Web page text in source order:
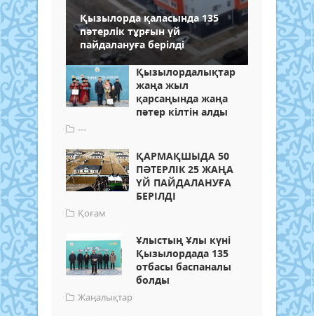
Қызылорда қаласында 135
пәтерлік тұрғын үй
пайдалануға берілді
Қызылордалықтар
жаңа жыл
қарсаңында жаңа
пәтер кілтін алды
---
ҚАРМАҚШЫДА 50
ПӘТЕРЛІК 25 ЖАҢА
ҮЙ ПАЙДАЛАНУҒА
БЕРІЛДІ
Қоғам
Ұлыстың Ұлы күні
Қызылордада 135
отбасы баспаналы
болды
Жаңалықтар